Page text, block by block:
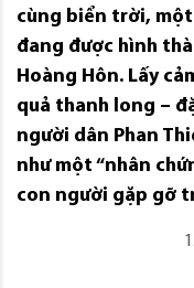
cùng biển trời, một
đang được hình
Hoàng Hôn. Lấy
quả thanh long –
người dân Phan
như một “nhân
con người gặp gỡ